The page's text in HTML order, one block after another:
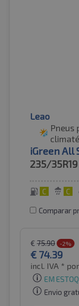
Leao
Pneus
iGreen All
235/35R19
C C
Comparar
€ 75.90 -2%
€ 74.39
incl. IVA *
EM
Envio